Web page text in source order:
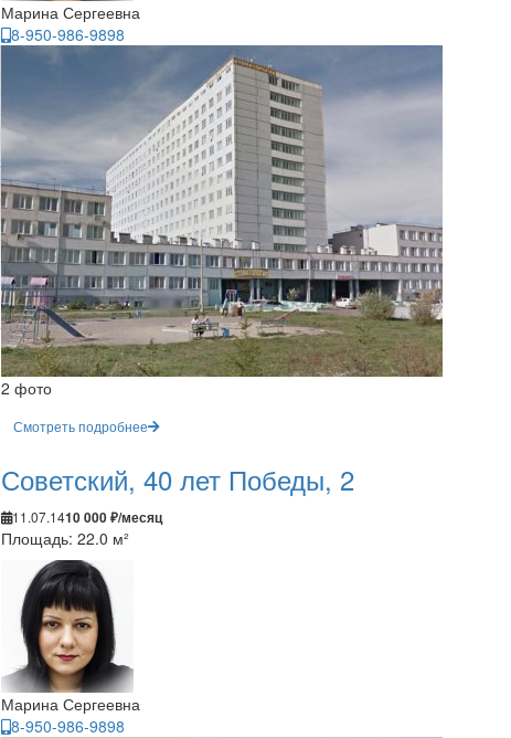
Марина Сергеевна
8-950-986-9898
2 фото
Смотреть подробнее
Советский, 40 лет Победы, 2
11.07.1410 000 ₽/месяц
Площадь: 22.0 м²
Марина Сергеевна
8-950-986-9898